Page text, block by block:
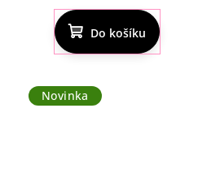
hodnocení
produktu
je
5,0
Do košíku
Novinka